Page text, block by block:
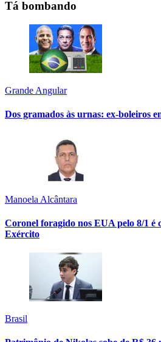
Tá bombando
Grande Angular
Dos gramados às urnas: ex-boleiros
Manoela Alcântara
Coronel foragido nos EUA pelo 8/1 é
Exército
Brasil